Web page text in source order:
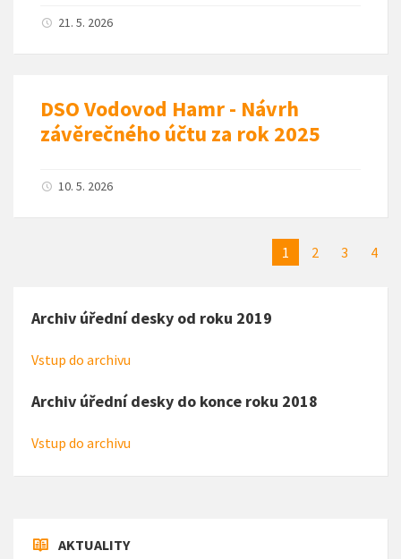
21. 5. 2026
DSO Vodovod Hamr - Návrh
závěrečného účtu za rok 2025
10. 5. 2026
1 2 3 4
Archiv úřední desky od roku 2019
Vstup do archivu
Archiv úřední desky do konce roku 2018
Vstup do archivu
AKTUALITY